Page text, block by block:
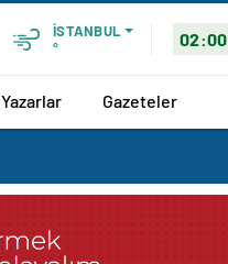
İSTANBUL
°
02:00
Yazarlar Gazeteler